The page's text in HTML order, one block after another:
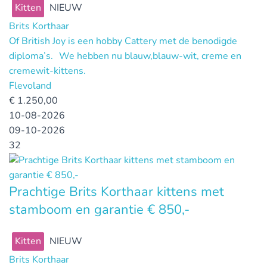
Kitten
NIEUW
Brits Korthaar
Of British Joy is een hobby Cattery met de benodigde
diploma’s. We hebben nu blauw,blauw-wit, creme en
cremewit-kittens.
Flevoland
€ 1.250,00
10-08-2026
09-10-2026
32
Prachtige Brits Korthaar kittens met
stamboom en garantie € 850,-
Kitten
NIEUW
Brits Korthaar